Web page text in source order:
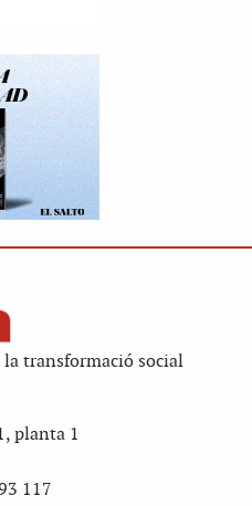
transformació social
planta 1
117